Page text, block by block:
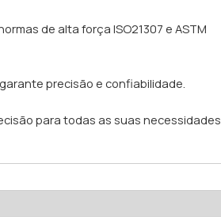
de alta força ISO21307 e ASTM
precisão e confiabilidade.
para todas as suas necessidades